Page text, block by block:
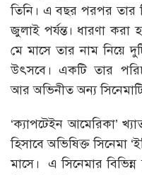
তিনি। এ বছর পরপর তার
জুলাই পর্যন্ত। ধারণা করা
মে মাসে তার নাম নিয়ে
উৎসবে। একটি তার
আর অভিনীত অন্য
‘ক্যাপটেইন আমেরিকা’
হিসাবে অভিষিক্ত সিনেমা
মাসে। এ সিনেমার